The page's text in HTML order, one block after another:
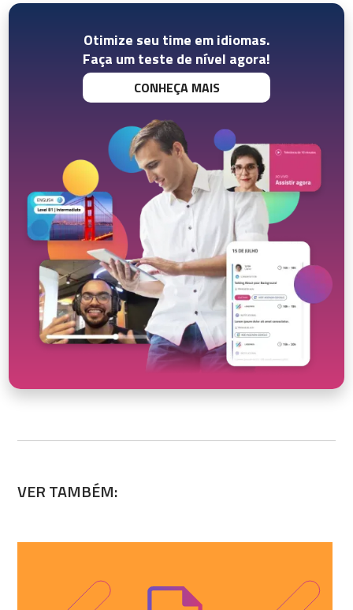
Otimize seu time em idiomas.
Faça um teste de nível agora!
CONHEÇA MAIS
VER TAMBÉM: